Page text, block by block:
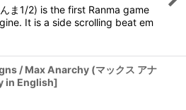
ま1/2) is the first Ranma game
It is a side scrolling beat em
/ Max Anarchy (マックス アナ
in English]